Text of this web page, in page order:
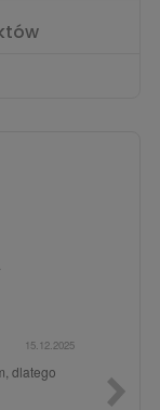
15.12.2025
dlatego